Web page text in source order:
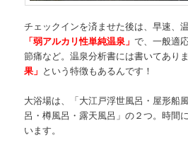
チェックインを済ませた後は、早速、
「弱アルカリ性単純温泉」で、一般適
節痛など。温泉分析書には書いてあり
果」 という特徴もあるんです！
大浴場は、「大江戸浮世風呂・屋形船
呂・樽風呂・露天風呂」の２つ。時間
います。